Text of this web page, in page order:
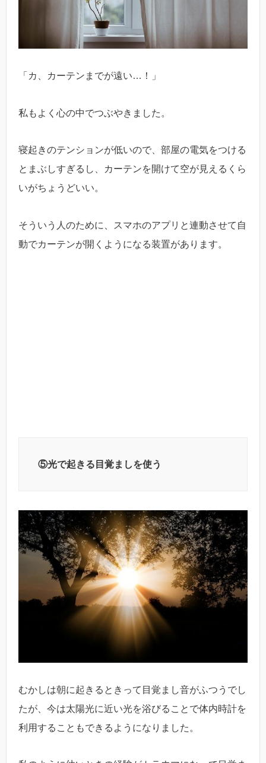
「カ、カーテンまでが遠い…！」
私もよく心の中でつぶやきました。
寝起きのテンションが低いので、部屋の電気をつける
とまぶしすぎるし、カーテンを開けて空が見えるくら
いがちょうどいい。
そういう人のために、スマホのアプリと連動させて自
動でカーテンが開くようになる装置があります。
⑤光で起きる目覚ましを使う
むかしは朝に起きるときって目覚まし音がふつうでし
たが、今は太陽光に近い光を浴びることで体内時計を
利用することもできるようになりました。